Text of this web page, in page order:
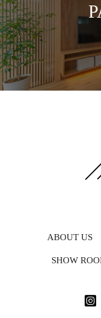
ABOUT US
SHOW